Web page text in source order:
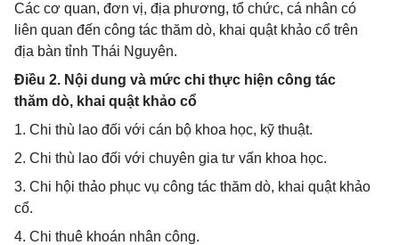
Các cơ quan, đơn vị, địa phương, tổ chức, cá nhân có
liên quan đến công tác thăm dò, khai quật khảo cổ trên
địa bàn tỉnh Thái Nguyên.
Điều 2. Nội dung và mức chi thực hiện công tác
thăm dò, khai quật khảo cổ
1. Chi thù lao đối với cán bộ khoa học, kỹ thuật.
2. Chi thù lao đối với chuyên gia tư vấn khoa học.
3. Chi hội thảo phục vụ công tác thăm dò, khai quật khảo
cổ.
4. Chi thuê khoán nhân công.